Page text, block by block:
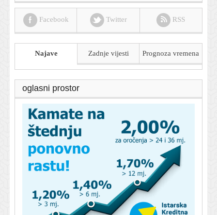
Facebook Twitter RSS
Najave Zadnje vijesti Prognoza vremena
oglasni prostor